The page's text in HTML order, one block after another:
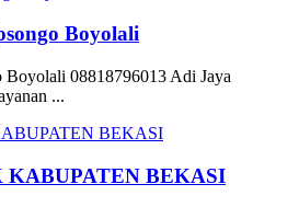
Boyolali
08818796013 Adi Jaya
...
BEKASI